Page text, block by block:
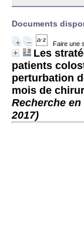
Documents
Faire une
Les
patients
perturbation
mois de
Recherche
2017)